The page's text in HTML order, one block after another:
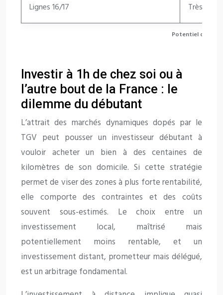
Potentiel des
Lignes 16/17 Très
Investir à 1h de chez soi ou à
l’autre bout de la France : le
dilemme du débutant
L’attrait des marchés dynamiques dopés par le
TGV peut pousser un investisseur débutant à
vouloir acheter un bien à des centaines de
kilomètres de son domicile. Si cette stratégie
permet de viser des zones à plus forte rentabilité,
elle comporte des contraintes et des coûts
souvent sous-estimés. Le choix entre un
investissement local, maîtrisé mais
potentiellement moins rentable, et un
investissement distant, prometteur mais délégué,
est un arbitrage fondamental.